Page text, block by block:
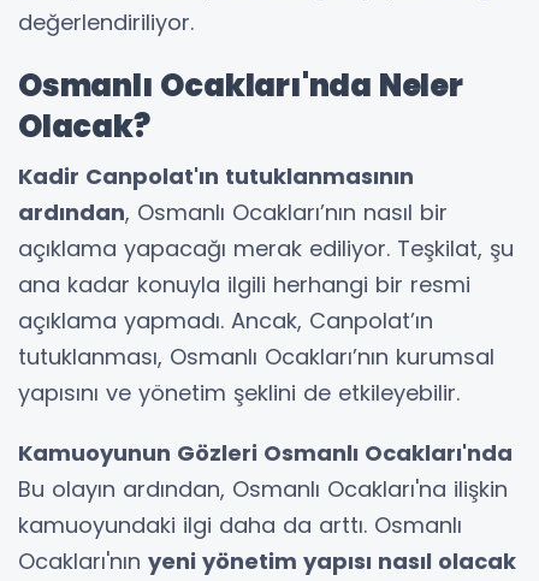
değerlendiriliyor.
Osmanlı Ocakları'nda Neler
Olacak?
Kadir Canpolat'ın tutuklanmasının
ardından, Osmanlı Ocakları’nın nasıl bir
açıklama yapacağı merak ediliyor. Teşkilat, şu
ana kadar konuyla ilgili herhangi bir resmi
açıklama yapmadı. Ancak, Canpolat’ın
tutuklanması, Osmanlı Ocakları’nın kurumsal
yapısını ve yönetim şeklini de etkileyebilir.
Kamuoyunun Gözleri Osmanlı Ocakları'nda
Bu olayın ardından, Osmanlı Ocakları'na ilişkin
kamuoyundaki ilgi daha da arttı. Osmanlı
Ocakları'nın yeni yönetim yapısı nasıl olacak